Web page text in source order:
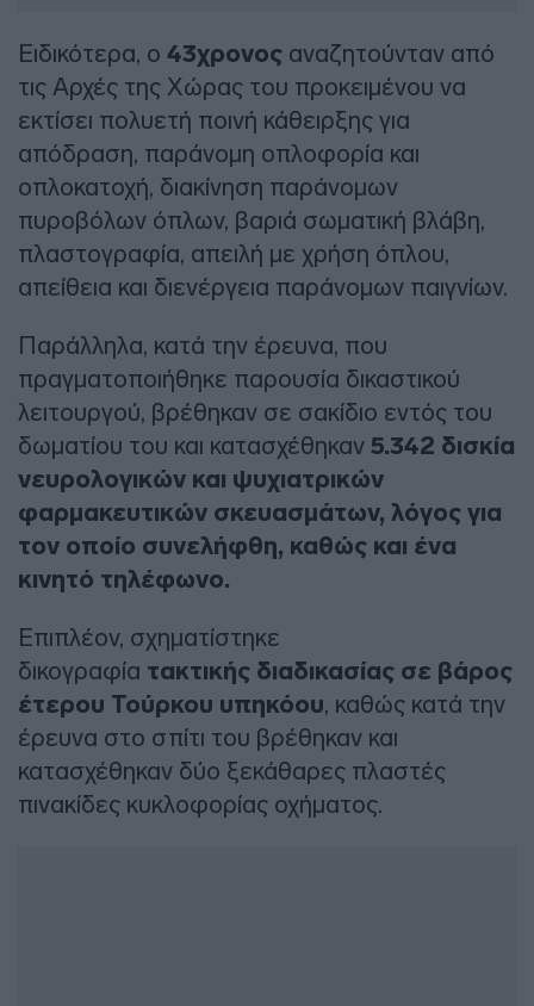
Ειδικότερα, ο 43χρονος αναζητούνταν από
τις Αρχές της Χώρας του προκειμένου να
εκτίσει πολυετή ποινή κάθειρξης για
απόδραση, παράνομη οπλοφορία και
οπλοκατοχή, διακίνηση παράνομων
πυροβόλων όπλων, βαριά σωματική βλάβη,
πλαστογραφία, απειλή με χρήση όπλου,
απείθεια και διενέργεια παράνομων παιγνίων.
Παράλληλα, κατά την έρευνα, που
πραγματοποιήθηκε παρουσία δικαστικού
λειτουργού, βρέθηκαν σε σακίδιο εντός του
δωματίου του και κατασχέθηκαν 5.342 δισκία
νευρολογικών και ψυχιατρικών
φαρμακευτικών σκευασμάτων, λόγος για
τον οποίο συνελήφθη, καθώς και ένα
κινητό τηλέφωνο.
Επιπλέον, σχηματίστηκε
δικογραφία τακτικής διαδικασίας σε βάρος
έτερου Τούρκου υπηκόου, καθώς κατά την
έρευνα στο σπίτι του βρέθηκαν και
κατασχέθηκαν δύο ξεκάθαρες πλαστές
πινακίδες κυκλοφορίας οχήματος.